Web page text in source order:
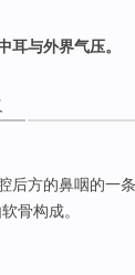
耳与外界气压。
后方的鼻咽的一
骨构成。